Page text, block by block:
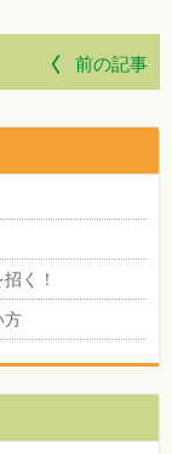
前の記事
く！
方